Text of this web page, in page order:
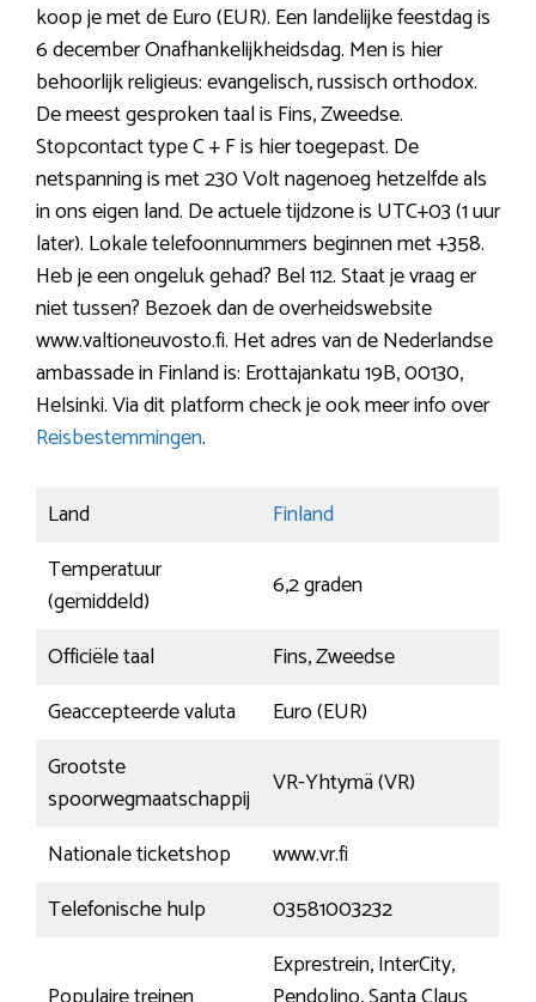
koop je met de Euro (EUR). Een landelijke feestdag is
6 december Onafhankelijkheidsdag. Men is hier
behoorlijk religieus: evangelisch, russisch orthodox.
De meest gesproken taal is Fins, Zweedse.
Stopcontact type C + F is hier toegepast. De
netspanning is met 230 Volt nagenoeg hetzelfde als
in ons eigen land. De actuele tijdzone is UTC+03 (1 uur
later). Lokale telefoonnummers beginnen met +358.
Heb je een ongeluk gehad? Bel 112. Staat je vraag er
niet tussen? Bezoek dan de overheidswebsite
www.valtioneuvosto.fi. Het adres van de Nederlandse
ambassade in Finland is: Erottajankatu 19B, 00130,
Helsinki. Via dit platform check je ook meer info over
Reisbestemmingen.
Land
Finland
Temperatuur
(gemiddeld)
6,2 graden
Officiële taal
Fins, Zweedse
Geaccepteerde valuta
Euro (EUR)
Grootste
spoorwegmaatschappij
VR-Yhtymä (VR)
Nationale ticketshop
www.vr.fi
Telefonische hulp
03581003232
Exprestrein, InterCity,